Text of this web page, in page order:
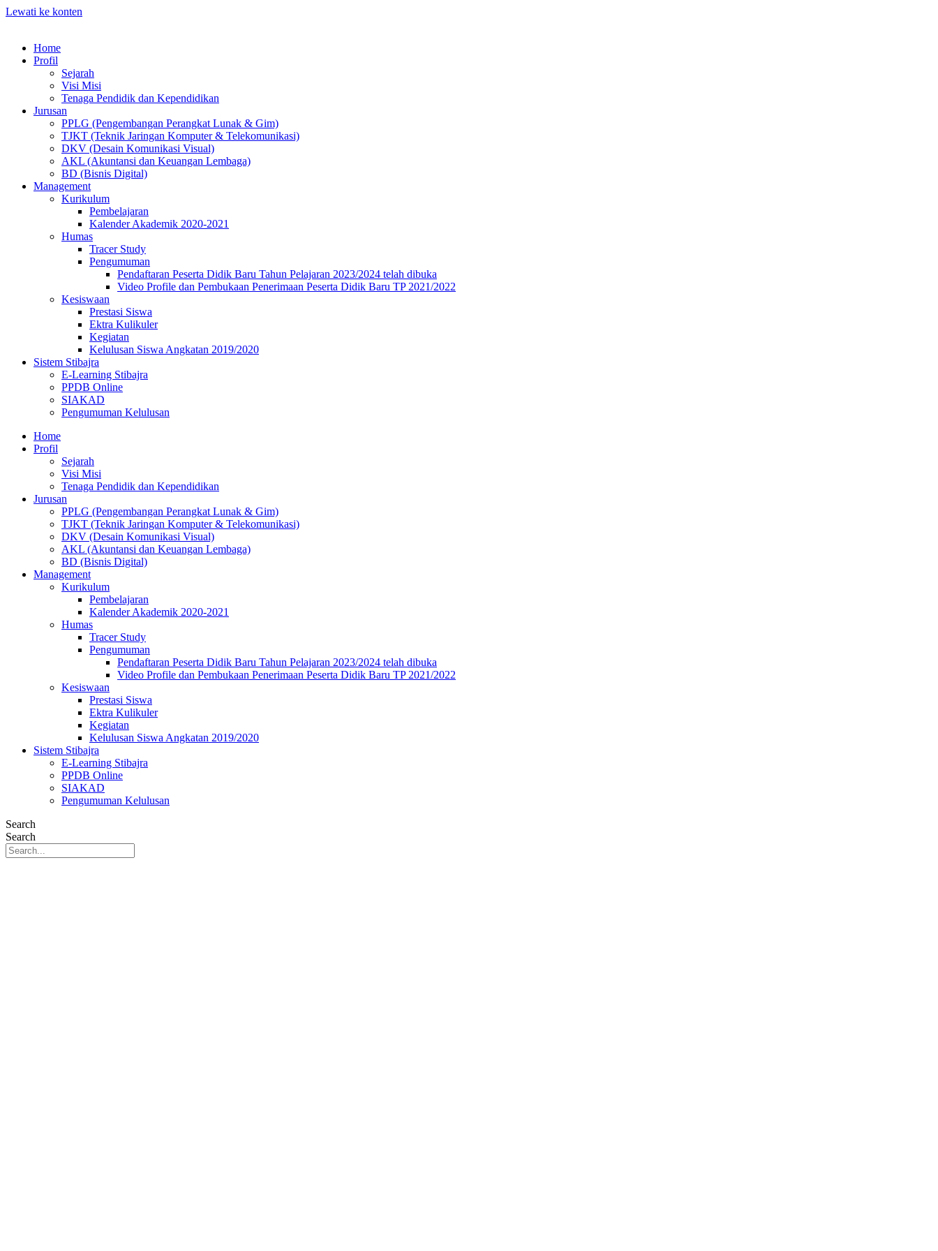
Lewati ke konten
Home
Profil
Sejarah
Visi Misi
Tenaga Pendidik dan Kependidikan
Jurusan
PPLG (Pengembangan Perangkat Lunak & Gim)
TJKT (Teknik Jaringan Komputer & Telekomunikasi)
DKV (Desain Komunikasi Visual)
AKL (Akuntansi dan Keuangan Lembaga)
BD (Bisnis Digital)
Management
Kurikulum
Pembelajaran
Kalender Akademik 2020-2021
Humas
Tracer Study
Pengumuman
Pendaftaran Peserta Didik Baru Tahun Pelajaran 2023/2024 telah dibuka
Video Profile dan Pembukaan Penerimaan Peserta Didik Baru TP 2021/2022
Kesiswaan
Prestasi Siswa
Ektra Kulikuler
Kegiatan
Kelulusan Siswa Angkatan 2019/2020
Sistem Stibajra
E-Learning Stibajra
PPDB Online
SIAKAD
Pengumuman Kelulusan
Home
Profil
Sejarah
Visi Misi
Tenaga Pendidik dan Kependidikan
Jurusan
PPLG (Pengembangan Perangkat Lunak & Gim)
TJKT (Teknik Jaringan Komputer & Telekomunikasi)
DKV (Desain Komunikasi Visual)
AKL (Akuntansi dan Keuangan Lembaga)
BD (Bisnis Digital)
Management
Kurikulum
Pembelajaran
Kalender Akademik 2020-2021
Humas
Tracer Study
Pengumuman
Pendaftaran Peserta Didik Baru Tahun Pelajaran 2023/2024 telah dibuka
Video Profile dan Pembukaan Penerimaan Peserta Didik Baru TP 2021/2022
Kesiswaan
Prestasi Siswa
Ektra Kulikuler
Kegiatan
Kelulusan Siswa Angkatan 2019/2020
Sistem Stibajra
E-Learning Stibajra
PPDB Online
SIAKAD
Pengumuman Kelulusan
Search
Search